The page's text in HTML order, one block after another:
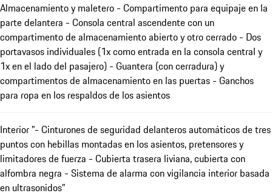
Almacenamiento y maletero - Compartimento para equipaje en la
parte delantera - Consola central ascendente con un
compartimento de almacenamiento abierto y otro cerrado - Dos
portavasos individuales (1x como entrada en la consola central y
1x en el lado del pasajero) - Guantera (con cerradura) y
compartimentos de almacenamiento en las puertas - Ganchos
para ropa en los respaldos de los asientos
Interior "- Cinturones de seguridad delanteros automáticos de tres
puntos con hebillas montadas en los asientos, pretensores y
limitadores de fuerza - Cubierta trasera liviana, cubierta con
alfombra negra - Sistema de alarma con vigilancia interior basada
en ultrasonidos"